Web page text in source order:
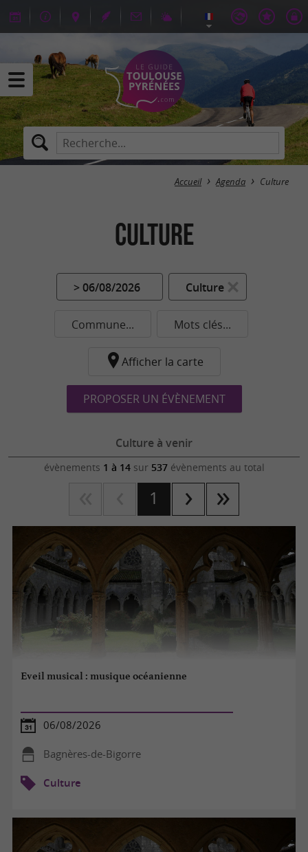
Accueil Agenda Culture
Culture
> 06/08/2026 Culture
Commune... Mots clés...
Afficher la carte
PROPOSER UN ÉVÈNEMENT
Culture à venir
évènements 1 à 14sur 537évènements au total
1
Eveil musical : musique océanienne
06/08/2026
Bagnères-de-Bigorre
Culture